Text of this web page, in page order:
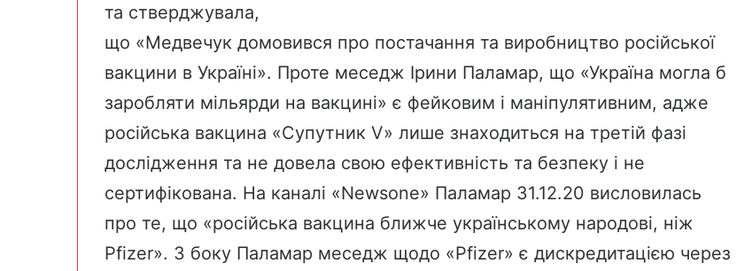
та стверджувала,
що «Медвечук домовився про постачання та виробництво російської
вакцини в Україні». Проте меседж Ірини Паламар, що «Україна могла б
заробляти мільярди на вакцині» є фейковим і маніпулятивним, адже
російська вакцина «Супутник V» лише знаходиться на третій фазі
дослідження та не довела свою ефективність та безпеку і не
сертифікована. На каналі «Newsone» Паламар 31.12.20 висловилась
про те, що «російська вакцина ближче українському народові, ніж
Pfizer». З боку Паламар меседж щодо «Pfizer» є дискредитацією через